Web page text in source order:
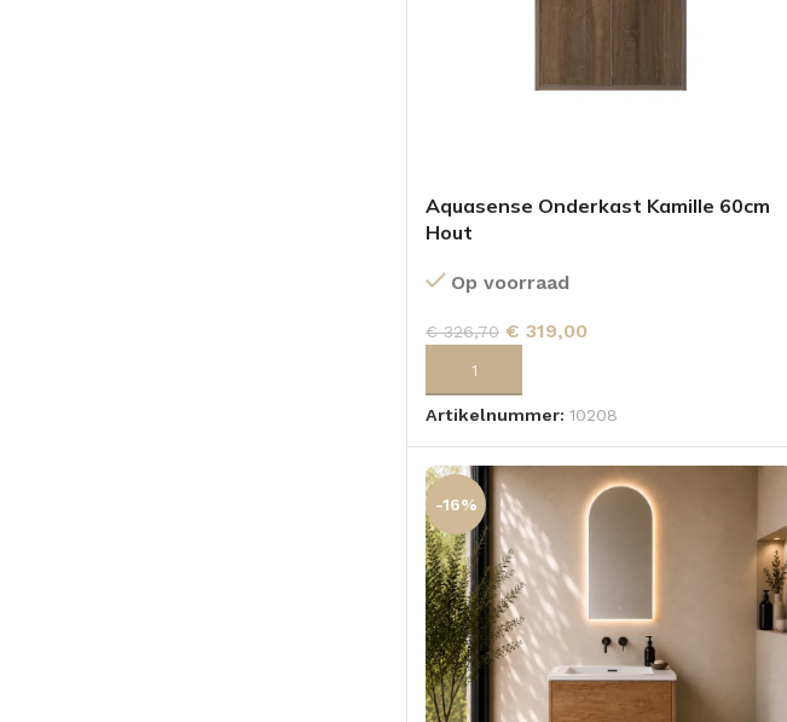
Aquasense Onderkast Kamille 60cm
Hout
Op voorraad
€326,70 € 319,00
TOEVOEGEN AAN WINKELWAGEN
Artikelnummer: 10208
-16%